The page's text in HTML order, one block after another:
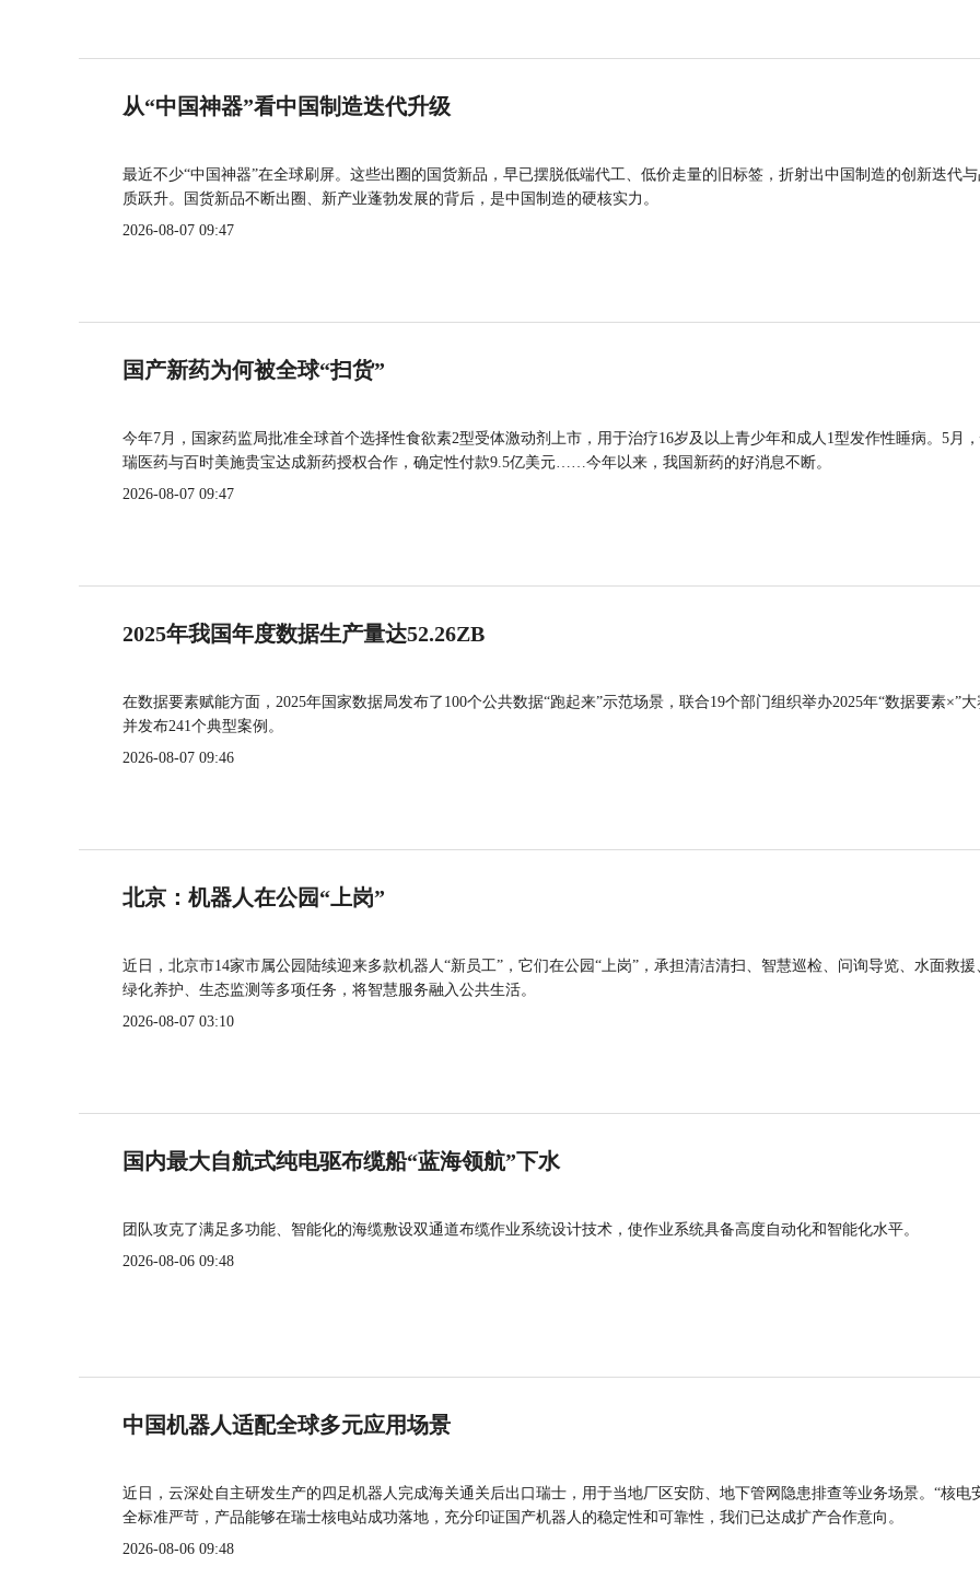
从“中国神器”看中国制造迭代升级
最近不少“中国神器”在全球刷屏。这些出圈的国货新品，早已摆脱低端代工、低价走量的旧标签，折射出中国制造的创新迭代
质跃升。国货新品不断出圈、新产业蓬勃发展的背后，是中国制造的硬核实力。
2026-08-07 09:47
国产新药为何被全球“扫货”
今年7月，国家药监局批准全球首个选择性食欲素2型受体激动剂上市，用于治疗16岁及以上青少年和成人1型发作性睡病。5月
瑞医药与百时美施贵宝达成新药授权合作，确定性付款9.5亿美元……今年以来，我国新药的好消息不断。
2026-08-07 09:47
2025年我国年度数据生产量达52.26ZB
在数据要素赋能方面，2025年国家数据局发布了100个公共数据“跑起来”示范场景，联合19个部门组织举办2025年“数据要素×”大
并发布241个典型案例。
2026-08-07 09:46
北京：机器人在公园“上岗”
近日，北京市14家市属公园陆续迎来多款机器人“新员工”，它们在公园“上岗”，承担清洁清扫、智慧巡检、问询导览、水面救援
绿化养护、生态监测等多项任务，将智慧服务融入公共生活。
2026-08-07 03:10
国内最大自航式纯电驱布缆船“蓝海领航”下水
团队攻克了满足多功能、智能化的海缆敷设双通道布缆作业系统设计技术，使作业系统具备高度自动化和智能化水平。
2026-08-06 09:48
中国机器人适配全球多元应用场景
近日，云深处自主研发生产的四足机器人完成海关通关后出口瑞士，用于当地厂区安防、地下管网隐患排查等业务场景。“核电
全标准严苛，产品能够在瑞士核电站成功落地，充分印证国产机器人的稳定性和可靠性，我们已达成扩产合作意向。
2026-08-06 09:48